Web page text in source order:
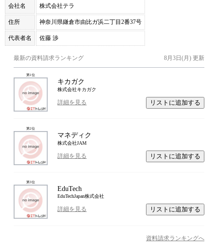
会社名 株式会社テラ
住所 神奈川県鎌倉市由比ガ浜二丁目2番37号
代表者名 佐藤 渉
最新の資料請求ランキング 8月3日(月) 更新
第1位
キカガク
株式会社キカガク
詳細を見る リストに追加する
第2位
マネディク
株式会社JAM
詳細を見る リストに追加する
第3位
EduTech
EduTechJapan株式会社
詳細を見る リストに追加する
資料請求ランキングへ